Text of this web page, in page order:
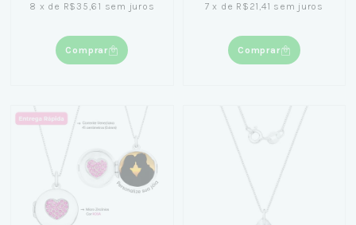
8 x de R$35,61 sem juros
Comprar
7 x de R$21,41 sem juros
Comprar